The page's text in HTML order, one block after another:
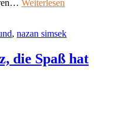
Weiterlesen
, nazan simsek
die Spaß hat